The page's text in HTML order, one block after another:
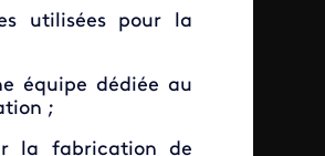
utilisées pour la
équipe dédiée au
;
la fabrication de